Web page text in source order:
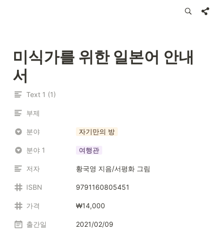
미식가를 위한 일본어 안내
서
Text 1 (1)
부제
분야 자기만의 방
분야 1 여행관
저자 황국영 지음/서평화 그림
ISBN 9791160805451
가격 ₩14,000
출간일 2021/02/09